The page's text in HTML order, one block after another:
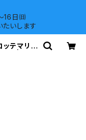
16日㈰
いします
テマリー